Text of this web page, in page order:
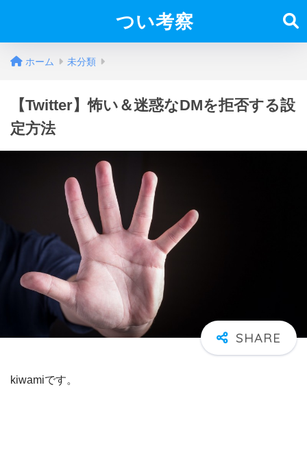
つい考察
ホーム 未分類
【Twitter】怖い＆迷惑なDMを拒否する設
定方法
kiwamiです。